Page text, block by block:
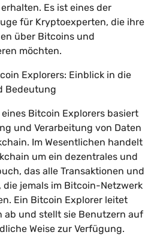
Es ist eines der
für Kryptoexperten, die ihre
über Bitcoins und
möchten.
Explorers: Einblick in die
Bedeutung
Bitcoin Explorers basiert
und Verarbeitung von Daten
Im Wesentlichen handelt
um ein dezentrales und
das alle Transaktionen und
die jemals im Bitcoin-Netzwerk
Ein Bitcoin Explorer leitet
ab und stellt sie Benutzern auf
Weise zur Verfügung.